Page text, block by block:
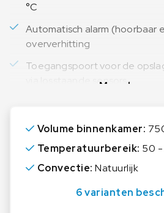
°C
Automatisch alarm (hoorbaar
oververhitting
Toegangspoort voor de
via losstaande sensors
Gemak:
Groot, gemakkelijk af te lezen
gemakkelijke afstelling met
Meer lezen
Volume binnenkamer:
Temperatuurbereik: 50 -
Convectie: Natuurlijk
6 varianten